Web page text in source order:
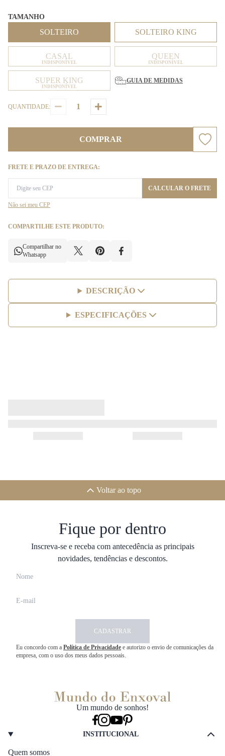
TAMANHO
SOLTEIRO SOLTEIRO KING
CASAL
INDISPONÍVEL
QUEEN
INDISPONÍVEL
SUPER KING
INDISPONÍVEL
GUIA DE MEDIDAS
QUANTIDADE:
COMPRAR
FRETE E PRAZO DE ENTREGA:
CALCULAR O FRETE
Não sei meu CEP
COMPARTILHE ESTE PRODUTO:
Compartilhar no
Whatsapp
DESCRIÇÃO
ESPECIFICAÇÕES
Voltar ao topo
Fique por dentro
Inscreva-se e receba com antecedência as principais
novidades, tendências e descontos.
CADASTRAR
Eu concordo com a Política de Privacidade e autorizo o envio de comunicações da
empresa, com o uso dos meus dados pessoais.
Um mundo de sonhos!
INSTITUCIONAL
Quem somos